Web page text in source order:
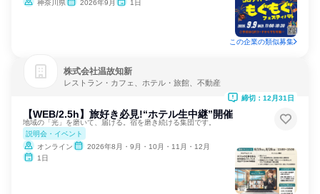
神奈川県
2026年9月 1日
この企業の類似募集
株式会社温故知新
レストラン・カフェ、ホテル・旅館、不動産
【WEB/2.5h】旅好き必見!“ホテル生中継”開催
地域の「光」を磨いて、届ける。宿を磨き続ける集団です。
説明会・イベント
オンライン
2026年8月・9月・10月・11月・12月
1日
締切：12月31日